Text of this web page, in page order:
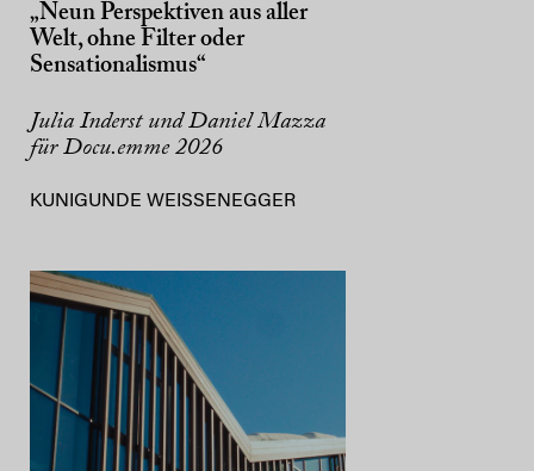
„Neun Perspektiven aus aller
Welt, ohne Filter oder
Sensationalismus“
Julia Inderst und Daniel Mazza
für Docu.emme 2026
KUNIGUNDE WEISSENEGGER